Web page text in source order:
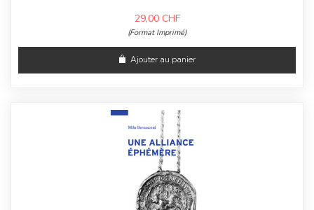
29,00 CHF
(Format Imprimé)
Ajouter au panier